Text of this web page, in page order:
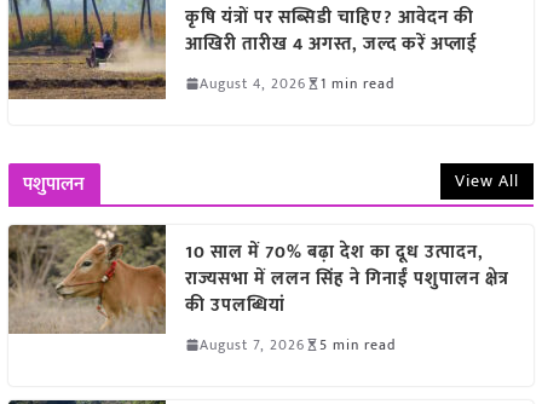
कृषि यंत्रों पर सब्सिडी चाहिए? आवेदन की
आखिरी तारीख 4 अगस्त, जल्द करें अप्लाई
August 4, 2026 1 min read
पशुपालन View All
10 साल में 70% बढ़ा देश का दूध उत्पादन,
राज्यसभा में ललन सिंह ने गिनाईं पशुपालन क्षेत्र
की उपलब्धियां
August 7, 2026 5 min read